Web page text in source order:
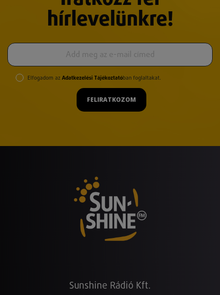
hírlevelünkre!
Elfogadom az Adatkezelési Tájékoztatóban foglaltakat.
FELIRATKOZOM
Sunshine Rádió Kft.